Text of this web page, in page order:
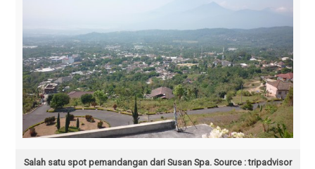
Salah satu spot pemandangan dari Susan Spa. Source : tripadvisor